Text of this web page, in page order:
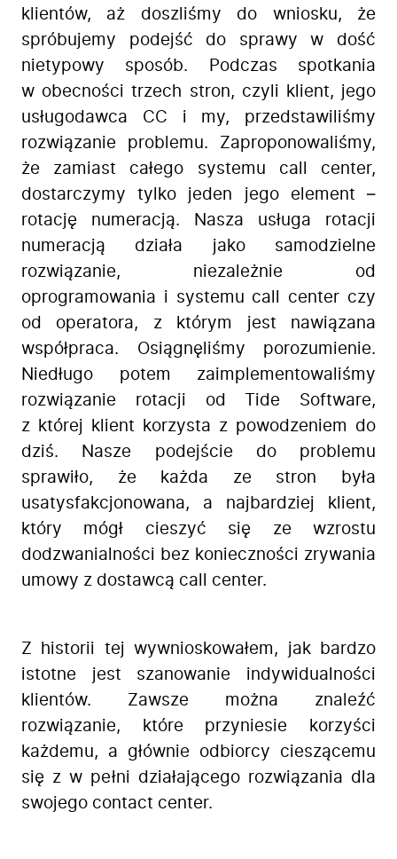
Firma
Produkty
Branże
Zastosowanie
Bezpieczeństwo
Blog
Kontakt
klientów, aż doszliśmy do wniosku, że
spróbujemy podejść do sprawy w dość
nietypowy sposób. Podczas spotkania
w obecności trzech stron, czyli klient, jego
usługodawca CC i my, przedstawiliśmy
rozwiązanie problemu. Zaproponowaliśmy,
że zamiast całego systemu call center,
dostarczymy tylko jeden jego element –
rotację numeracją. Nasza usługa rotacji
numeracją działa jako samodzielne
rozwiązanie, niezależnie od
oprogramowania i systemu call center czy
od operatora, z którym jest nawiązana
współpraca. Osiągnęliśmy porozumienie.
Niedługo potem zaimplementowaliśmy
rozwiązanie rotacji od Tide Software,
z której klient korzysta z powodzeniem do
dziś. Nasze podejście do problemu
sprawiło, że każda ze stron była
usatysfakcjonowana, a najbardziej klient,
który mógł cieszyć się ze wzrostu
dodzwanialności bez konieczności zrywania
umowy z dostawcą call center.
Z historii tej wywnioskowałem, jak bardzo
istotne jest szanowanie indywidualności
klientów. Zawsze można znaleźć
rozwiązanie, które przyniesie korzyści
każdemu, a głównie odbiorcy cieszącemu
się z w pełni działającego rozwiązania dla
swojego contact center.